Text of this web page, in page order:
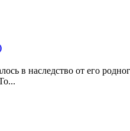
в наследство от его